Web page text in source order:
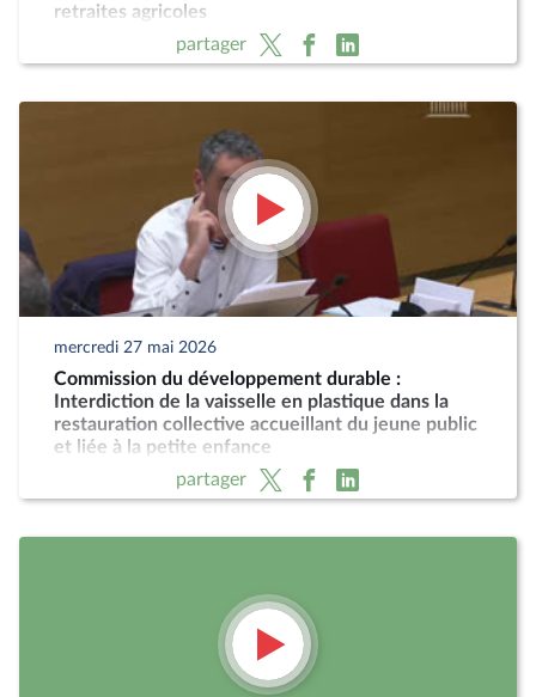
retraites agricoles
partager
mercredi 27 mai 2026
Commission du développement durable :
Interdiction de la vaisselle en plastique dans la
restauration collective accueillant du jeune public
et liée à la petite enfance
partager